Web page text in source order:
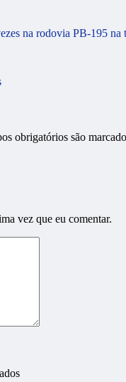
na rodovia PB-195 na
obrigatórios são
vez que eu comentar.